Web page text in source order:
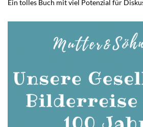
Ein tolles Buch mit viel Potenzial für